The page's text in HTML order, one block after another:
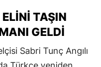
TAŞIN
GELDİ
Sabri Tunç Angılı